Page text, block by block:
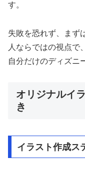
す。
失敗を恐れず、まず
人ならではの視点で
自分だけのディズニ
オリジナルイ
き
イラスト作成ス